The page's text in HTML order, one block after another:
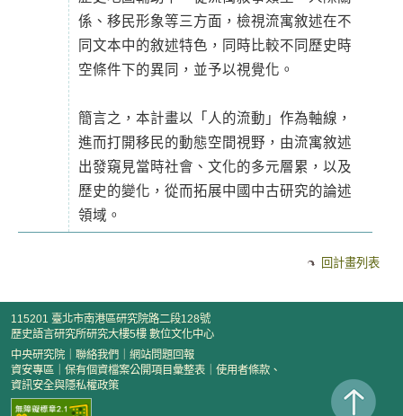
係、移民形象等三方面，檢視流寓敘述在不
同文本中的敘述特色，同時比較不同歷史時
空條件下的異同，並予以視覺化。
簡言之，本計畫以「人的流動」作為軸線，
進而打開移民的動態空間視野，由流寓敘述
出發窺見當時社會、文化的多元層累，以及
歷史的變化，從而拓展中國中古研究的論述
領域。
回計畫列表
115201 臺北市南港區研究院路二段128號
歷史語言研究所研究大樓5樓 數位文化中心
中央研究院
聯絡我們
網站問題回報
資安專區
保有個資檔案公開項目彙整表
使用者條款、
資訊安全與隱私權政策